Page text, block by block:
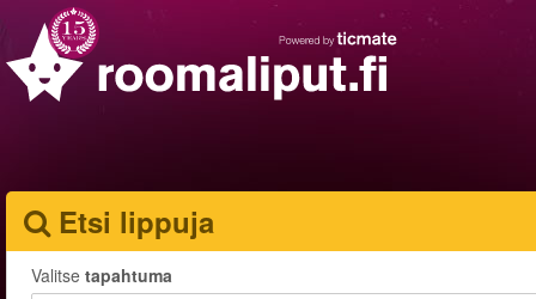
Etsi lippuja
Valitse tapahtuma